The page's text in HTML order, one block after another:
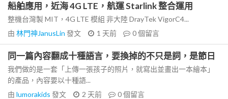
船舶應用，近海 4G LTE，航運 Starlink 整合運用
整機台灣製 MIT，4G LTE 模組 非大陸 DrayTek VigorC4...
由 林門神JanusLin 發文 1 天前 0個留言
同一篇內容翻成十種語言，要換掉的不只是詞，是節日
我們做的是一套「上傳一張孩子的照片，就寫出並畫出一本繪本」
的產品，內容要以十種語...
由 lumorakids 發文 2 天前 0個留言